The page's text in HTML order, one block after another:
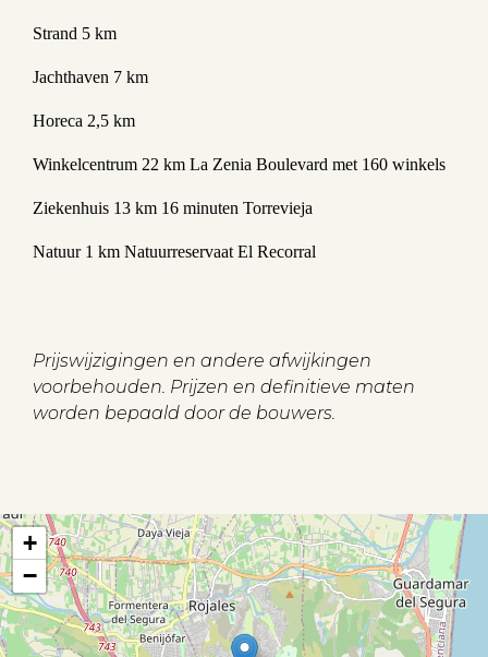
Koopwoningen
Huurwoningen
Verkocht
Strand 5 km
Jachthaven 7 km
Horeca 2,5 km
Winkelcentrum 22 km La Zenia Boulevard met 160 winkels
Ziekenhuis 13 km 16 minuten Torrevieja
Natuur 1 km Natuurreservaat El Recorral
Prijswijzigingen en andere afwijkingen
voorbehouden. Prijzen en definitieve maten
worden bepaald door de bouwers.
+
−